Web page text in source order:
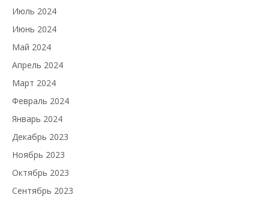
Июль 2024
Июнь 2024
Май 2024
Апрель 2024
Март 2024
Февраль 2024
Январь 2024
Декабрь 2023
Ноябрь 2023
Октябрь 2023
Сентябрь 2023